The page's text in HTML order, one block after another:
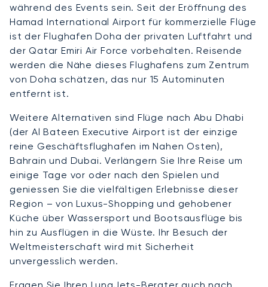
während des Events sein. Seit der Eröffnung des
Hamad International Airport für kommerzielle Flüge
ist der Flughafen Doha der privaten Luftfahrt und
der Qatar Emiri Air Force vorbehalten. Reisende
werden die Nähe dieses Flughafens zum Zentrum
von Doha schätzen, das nur 15 Autominuten
entfernt ist.
Weitere Alternativen sind Flüge nach Abu Dhabi
(der Al Bateen Executive Airport ist der einzige
reine Geschäftsflughafen im Nahen Osten),
Bahrain und Dubai. Verlängern Sie Ihre Reise um
einige Tage vor oder nach den Spielen und
geniessen Sie die vielfältigen Erlebnisse dieser
Region – von Luxus-Shopping und gehobener
Küche über Wassersport und Bootsausflüge bis
hin zu Ausflügen in die Wüste. Ihr Besuch der
Weltmeisterschaft wird mit Sicherheit
unvergesslich werden.